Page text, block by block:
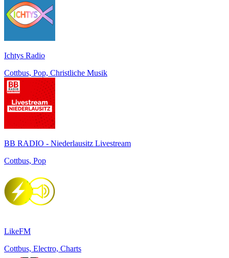
Ichtys Radio
Cottbus, Pop, Christliche Musik
BB RADIO - Niederlausitz Livestream
Cottbus, Pop
LikeFM
Cottbus, Electro, Charts